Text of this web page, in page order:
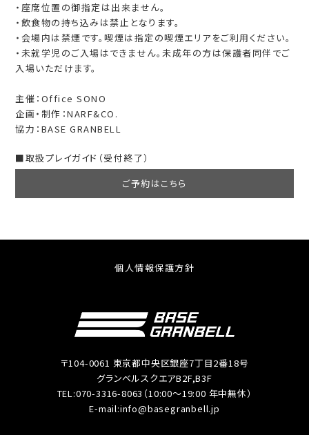
・座席位置の御指定は出来ません。
・飲食物の持ち込みは禁止となります。
・会場内は禁煙です。喫煙は指定の喫煙エリアをご利用ください。
・未就学児のご入場はできません。未成年の方は保護者同伴でご
入場いただけます。
主催：Office SONO
企画・制作：NARF&CO.
協力：BASE GRANBELL
■取扱プレイガイド（受付終了）
ご予約はこちら
個人情報保護方針
〒104-0061 東京都中央区銀座7丁目2番18号
グランベルスクエアB2F,B3F
TEL:070-3316-8063（10:00～19:00 年中無休）
E-mail:info@basegranbell.jp